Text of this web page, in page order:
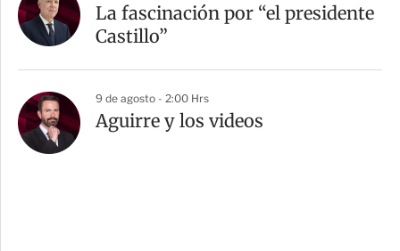
La fascinación por “el presidente
Castillo”
9 de agosto - 2:00 Hrs
Aguirre y los videos